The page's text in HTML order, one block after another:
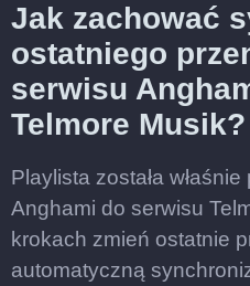
Jak zachować
ostatniego
serwisu
Telmore Musik?
Playlista została
Anghami do serwisu
krokach zmień ostatnie
automatyczną